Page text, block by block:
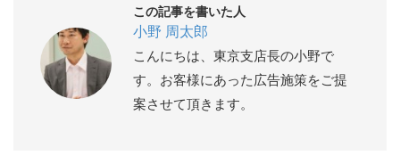
この記事を書いた人
小野 周太郎
こんにちは、東京支店長の小野で
す。お客様にあった広告施策をご提
案させて頂きます。